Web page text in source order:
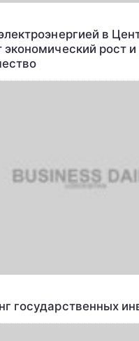
в
экономический рост
государственных